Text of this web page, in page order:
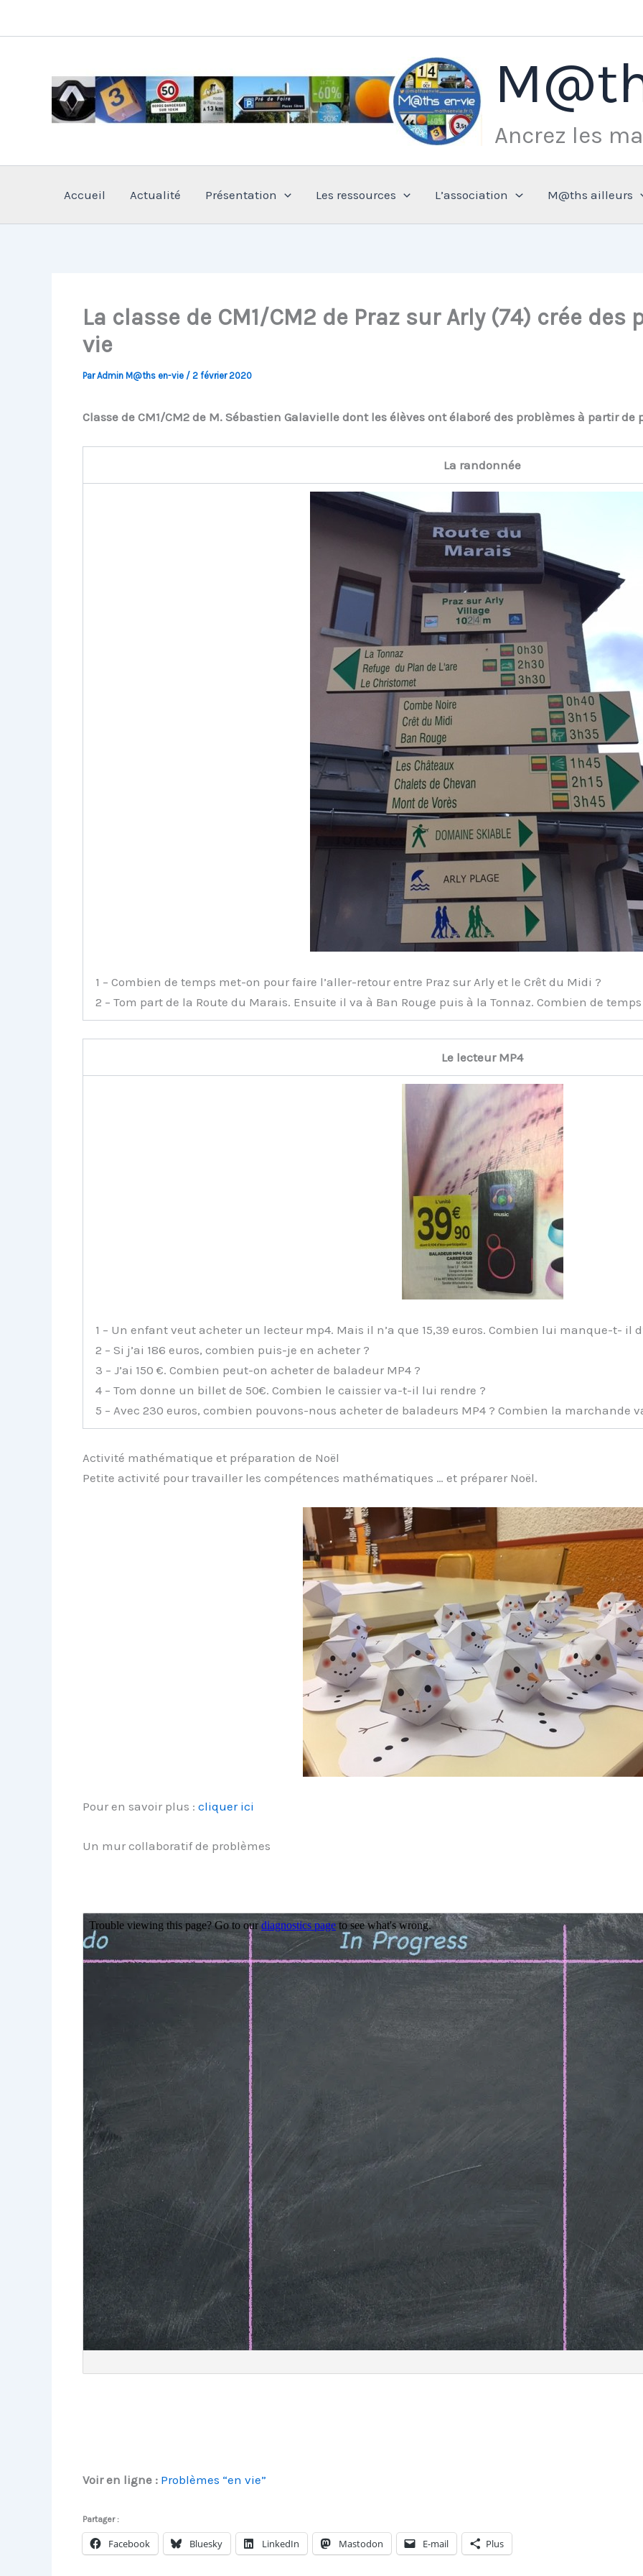
Ancrez les
Accueil Actualité Présentation Les ressources L’association M@ths ailleurs
La classe de CM1/CM2 de Praz sur Arly (74) crée
vie
ParAdmin M@ths en-vie / 2 février 2020
Classe de CM1/CM2 de M. Sébastien Galavielle dont les élèves ont élaboré des problèmes à partir
La randonnée
1 – Combien de temps met-on pour faire l’aller-retour entre Praz sur Arly et le Crêt du Midi ?
2 – Tom part de la Route du Marais. Ensuite il va à Ban Rouge puis à la Tonnaz. Combien de
Le lecteur MP4
1 – Un enfant veut acheter un lecteur mp4. Mais il n’a que 15,39 euros. Combien lui manque-t- il
2 – Si j’ai 186 euros, combien puis-je en acheter ?
3 – J’ai 150 €. Combien peut-on acheter de baladeur MP4 ?
4 – Tom donne un billet de 50€. Combien le caissier va-t-il lui rendre ?
5 – Avec 230 euros, combien pouvons-nous acheter de baladeurs MP4 ? Combien la marchande
Activité mathématique et préparation de Noël
Petite activité pour travailler les compétences mathématiques … et préparer Noël.
Pour en savoir plus : cliquer ici
Un mur collaboratif de problèmes
Voir en ligne : Problèmes “en vie”
Partager :
Facebook Bluesky LinkedIn Mastodon E-mail Plus